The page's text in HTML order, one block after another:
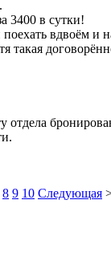
3400 в сутки!
вдвоём и
такая
отдела
8 9 10 Следующая